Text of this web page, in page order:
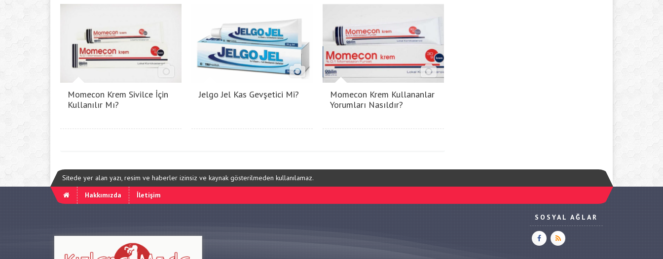
Momecon Krem Sivilce İçin
Kullanılır Mı?
Jelgo Jel Kas Gevşetici Mi?
Momecon Krem Kullananlar
Yorumları Nasıldır?
Sitede yer alan yazı, resim ve haberler izinsiz ve kaynak gösterilmeden kullanılamaz.
Hakkımızda
İletişim
SOSYAL AĞLAR